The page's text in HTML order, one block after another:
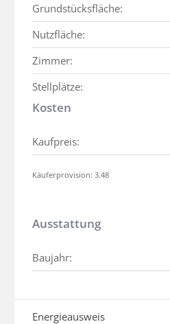
Grundstücksfläche:
Nutzfläche:
Zimmer:
Stellplätze:
Kosten
Kaufpreis:
Käuferprovision: 3.48
Ausstattung
Baujahr:
Energieausweis